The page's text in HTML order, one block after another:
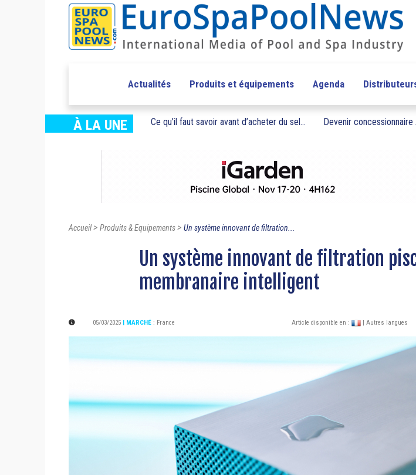
Actualités Produits et équipements Agenda
À LA UNE Ce qu’il faut savoir avant d’acheter du sel... Devenir concessionnaire
Accueil> Produits & Equipements> Un système innovant de filtration...
Un système innovant de filtration
membranaire intelligent
05/03/2025 | MARCHÉ : France Article disponible en : | Autres langues